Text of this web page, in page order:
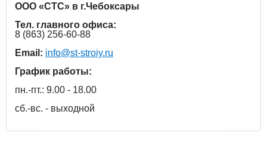
ООО «СТС» в г.Чебоксары
Тел. главного офиса:
8 (863) 256-60-88
Email: info@st-stroiy.ru
График работы:
пн.-пт.: 9.00 - 18.00
сб.-вс. - выходной